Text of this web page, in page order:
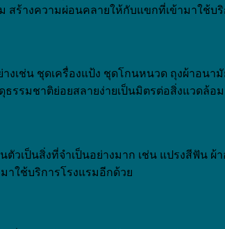
สร้างความผ่อนคลายให้กับแขกที่เข้ามาใช้บริ
งเช่น ชุดเครื่องแป้ง ชุดโกนหนวด ถุงผ้าอ
รรมชาติย่อยสลายง่ายเป็นมิตรต่อสิ่งแวดล้อม
ตัวเป็นสิ่งที่จำเป็นอย่างมาก เช่น แปรงสีฟั
าใช้บริการโรงแรมอีกด้วย